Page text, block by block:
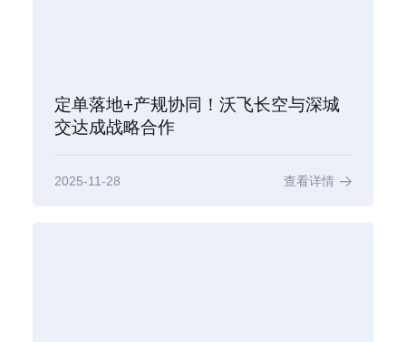
定单落地+产规协同！沃飞长空与深城
交达成战略合作
2025-11-28 查看详情